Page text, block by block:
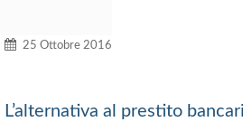
25 Ottobre 2016
L’alternativa al prestito